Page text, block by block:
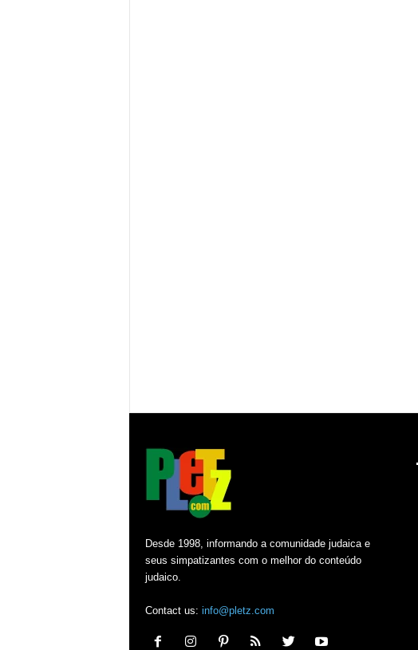
Desde 1998, informando a comunidade judaica e
seus simpatizantes com o melhor do conteúdo
judaico.
Contact us: info@pletz.com